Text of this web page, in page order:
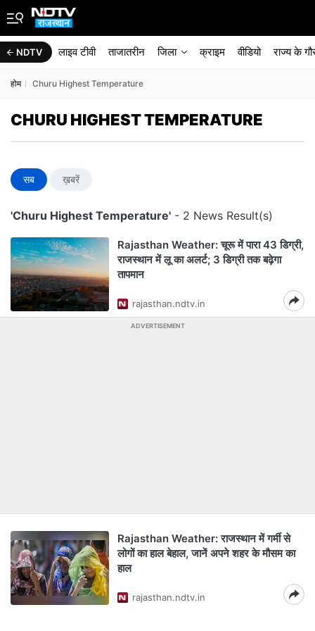
NDTV लाइव टीवी ताजातरीन जिला क्राइम वीडियो राज्‍य के
होम Churu Highest Temperature
CHURU HIGHEST TEMPERATURE
सब ख़बरें
'Churu Highest Temperature' - 2 News Result(s)
Rajasthan Weather: चूरू में पारा 43 डिग्री,
राजस्थान में लू का अलर्ट; 3 डिग्री तक बढ़ेगा
तापमान
rajasthan.ndtv.in
ADVERTISEMENT
Rajasthan Weather: राजस्‍थान में गर्मी से
लोगों का हाल बेहाल, जानें अपने शहर के मौसम का
हाल
rajasthan.ndtv.in